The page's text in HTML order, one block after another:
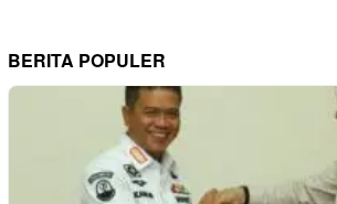
BERITA POPULER